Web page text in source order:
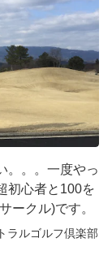
。。。一度やっ
初心者と100を
ークル)です。
ルゴルフ倶楽部